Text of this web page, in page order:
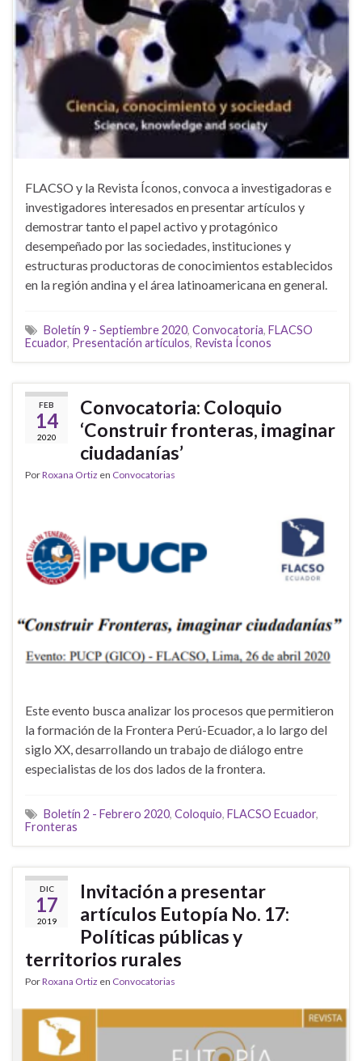
FLACSO y la Revista Íconos, convoca a investigadoras e
investigadores interesados en presentar artículos y
demostrar tanto el papel activo y protagónico
desempeñado por las sociedades, instituciones y
estructuras productoras de conocimientos establecidos
en la región andina y el área latinoamericana en general.
Boletín 9 - Septiembre 2020, Convocatoria, FLACSO
Ecuador, Presentación artículos, Revista Íconos
FEB
14
2020
Convocatoria: Coloquio
‘Construir fronteras, imaginar
ciudadanías’
PorRoxana Ortiz en Convocatorias
Este evento busca analizar los procesos que permitieron
la formación de la Frontera Perú-Ecuador, a lo largo del
siglo XX, desarrollando un trabajo de diálogo entre
especialistas de los dos lados de la frontera.
Boletín 2 - Febrero 2020, Coloquio, FLACSO Ecuador,
Fronteras
DIC
17
2019
Invitación a presentar
artículos Eutopía No. 17:
Políticas públicas y
territorios rurales
PorRoxana Ortiz en Convocatorias